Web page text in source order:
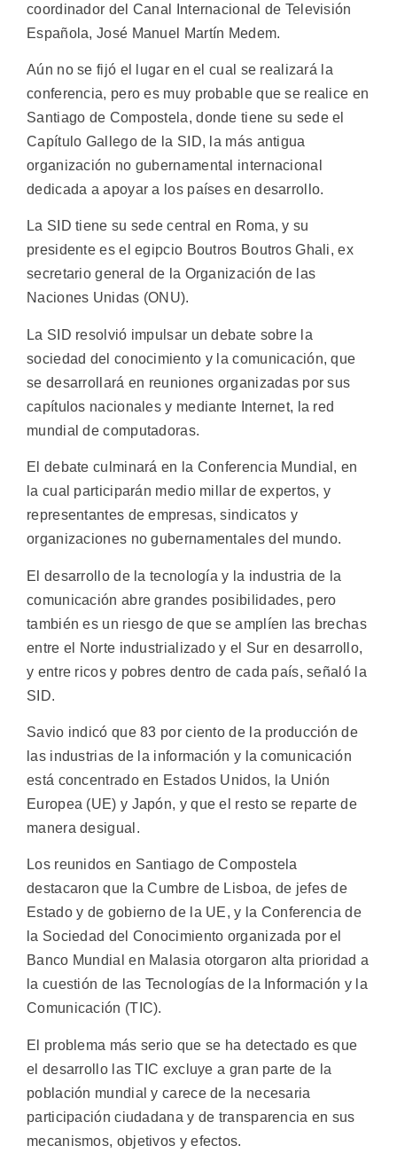
coordinador del Canal Internacional de Televisión
Española, José Manuel Martín Medem.
Aún no se fijó el lugar en el cual se realizará la
conferencia, pero es muy probable que se realice en
Santiago de Compostela, donde tiene su sede el
Capítulo Gallego de la SID, la más antigua
organización no gubernamental internacional
dedicada a apoyar a los países en desarrollo.
La SID tiene su sede central en Roma, y su
presidente es el egipcio Boutros Boutros Ghali, ex
secretario general de la Organización de las
Naciones Unidas (ONU).
La SID resolvió impulsar un debate sobre la
sociedad del conocimiento y la comunicación, que
se desarrollará en reuniones organizadas por sus
capítulos nacionales y mediante Internet, la red
mundial de computadoras.
El debate culminará en la Conferencia Mundial, en
la cual participarán medio millar de expertos, y
representantes de empresas, sindicatos y
organizaciones no gubernamentales del mundo.
El desarrollo de la tecnología y la industria de la
comunicación abre grandes posibilidades, pero
también es un riesgo de que se amplíen las brechas
entre el Norte industrializado y el Sur en desarrollo,
y entre ricos y pobres dentro de cada país, señaló la
SID.
Savio indicó que 83 por ciento de la producción de
las industrias de la información y la comunicación
está concentrado en Estados Unidos, la Unión
Europea (UE) y Japón, y que el resto se reparte de
manera desigual.
Los reunidos en Santiago de Compostela
destacaron que la Cumbre de Lisboa, de jefes de
Estado y de gobierno de la UE, y la Conferencia de
la Sociedad del Conocimiento organizada por el
Banco Mundial en Malasia otorgaron alta prioridad a
la cuestión de las Tecnologías de la Información y la
Comunicación (TIC).
El problema más serio que se ha detectado es que
el desarrollo las TIC excluye a gran parte de la
población mundial y carece de la necesaria
participación ciudadana y de transparencia en sus
mecanismos, objetivos y efectos.